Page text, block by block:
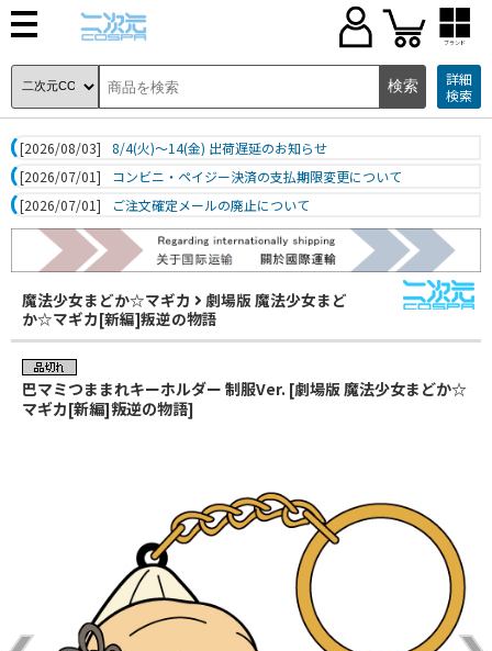
ブランド
詳細
検索
[2026/08/03]
8/4(火)～14(金) 出荷遅延のお知らせ
[2026/07/01]
コンビニ・ペイジー決済の支払期限変更について
[2026/07/01]
ご注文確定メールの廃止について
魔法少女まどか☆マギカ
劇場版 魔法少女まど
か☆マギカ[新編]叛逆の物語
巴マミつままれキーホルダー 制服Ver. [劇場版 魔法少女まどか☆
マギカ[新編]叛逆の物語]